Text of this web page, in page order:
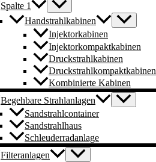
Spalte 1
Handstrahlkabinen
Injektorkabinen
Injektorkompaktkabinen
Druckstrahlkabinen
Druckstrahlkompaktkabinen
Kombinierte Kabinen
Begehbare Strahlanlagen
Sandstrahlcontainer
Sandstrahlhaus
Schleuderradanlage
Filteranlagen